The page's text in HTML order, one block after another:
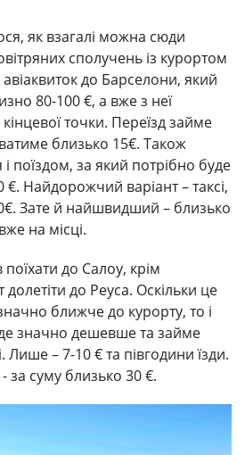
як взагалі можна сюди
сполучень із курортом
до Барселони, який
80-100 €, а вже з неї
точки. Переїзд займе
близько 15€. Також
поїздом, за який потрібно буде
€. Найдорожчий варіант – таксі,
Зате й найшвидший – близько
на місці.
до Салоу, крім
до Реуса. Оскільки це
ближче до курорту, то і
значно дешевше та займе
– 7-10 € та півгодини їзди.
суму близько 30 €.